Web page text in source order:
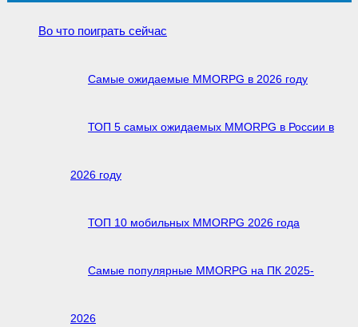
Во что поиграть сейчас
Самые ожидаемые MMORPG в 2026 году
ТОП 5 самых ожидаемых MMORPG в России в
2026 году
ТОП 10 мобильных MMORPG 2026 года
Самые популярные MMORPG на ПК 2025-
2026